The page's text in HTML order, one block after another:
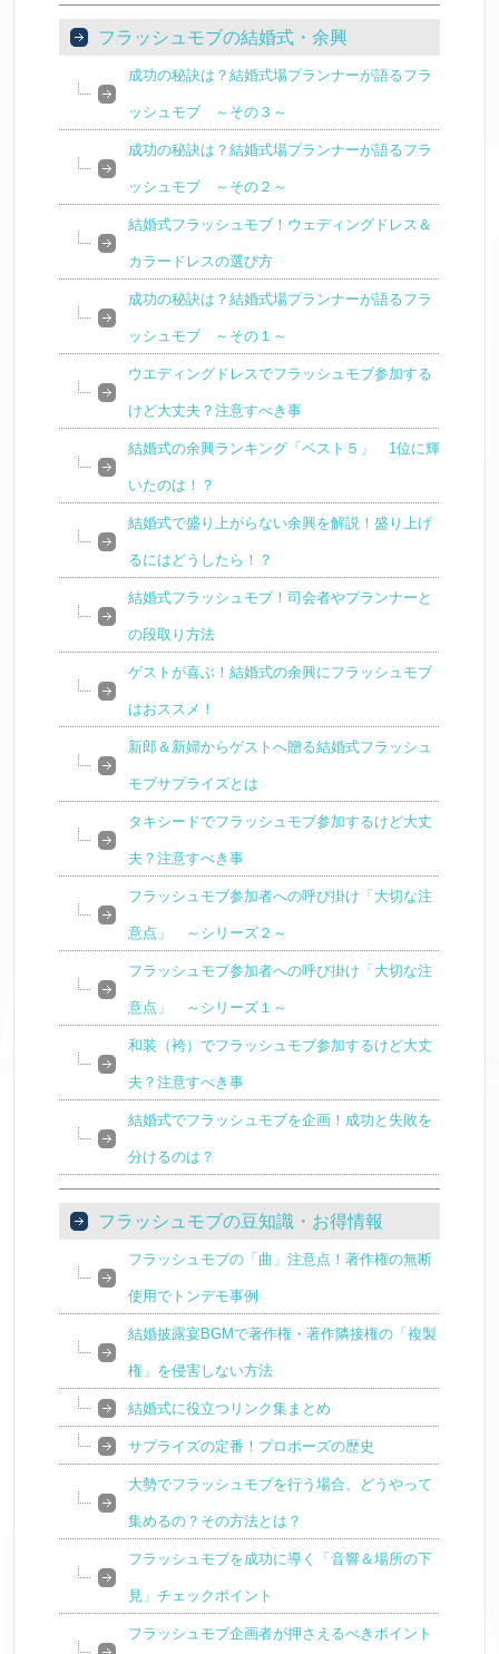
フラッシュモブの結婚式・余興
成功の秘訣は？結婚式場プランナーが語るフラ
ッシュモブ ～その３～
成功の秘訣は？結婚式場プランナーが語るフラ
ッシュモブ ～その２～
結婚式フラッシュモブ！ウェディングドレス＆
カラードレスの選び方
成功の秘訣は？結婚式場プランナーが語るフラ
ッシュモブ ～その１～
ウエディングドレスでフラッシュモブ参加する
けど大丈夫？注意すべき事
結婚式の余興ランキング「ベスト５」 1位に輝
いたのは！？
結婚式で盛り上がらない余興を解説！盛り上げ
るにはどうしたら！？
結婚式フラッシュモブ！司会者やプランナーと
の段取り方法
ゲストが喜ぶ！結婚式の余興にフラッシュモブ
はおススメ！
新郎＆新婦からゲストへ贈る結婚式フラッシュ
モブサプライズとは
タキシードでフラッシュモブ参加するけど大丈
夫？注意すべき事
フラッシュモブ参加者への呼び掛け「大切な注
意点」 ～シリーズ２～
フラッシュモブ参加者への呼び掛け「大切な注
意点」 ～シリーズ１～
和装（袴）でフラッシュモブ参加するけど大丈
夫？注意すべき事
結婚式でフラッシュモブを企画！成功と失敗を
分けるのは？
フラッシュモブの豆知識・お得情報
フラッシュモブの「曲」注意点！著作権の無断
使用でトンデモ事例
結婚披露宴BGMで著作権・著作隣接権の「複製
権」を侵害しない方法
結婚式に役立つリンク集まとめ
サプライズの定番！プロポーズの歴史
大勢でフラッシュモブを行う場合、どうやって
集めるの？その方法とは？
フラッシュモブを成功に導く「音響＆場所の下
見」チェックポイント
フラッシュモブ企画者が押さえるべきポイント